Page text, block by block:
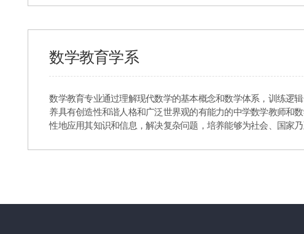
数学教育学系
数学教育专业通过理解现代数学的基本概念和数学体系，训练逻
养具有创造性和谐人格和广泛世界观的有能力的中学数学教师和
性地应用其知识和信息，解决复杂问题，培养能够为社会、国家